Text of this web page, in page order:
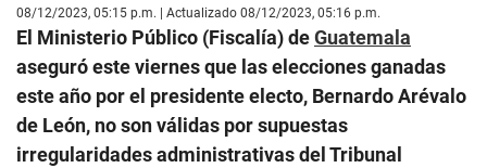
08/12/2023, 05:15 p.m. | Actualizado 08/12/2023, 05:16 p.m.
El Ministerio Público (Fiscalía) deGuatemala
aseguró este viernes que las elecciones ganadas
este año por el presidente electo, Bernardo Arévalo
de León, no son válidas por supuestas
irregularidades administrativas del Tribunal